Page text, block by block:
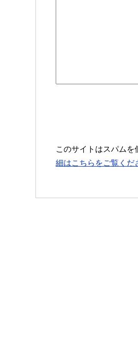
このサイトはスパムを
細はこちらをご覧くだ